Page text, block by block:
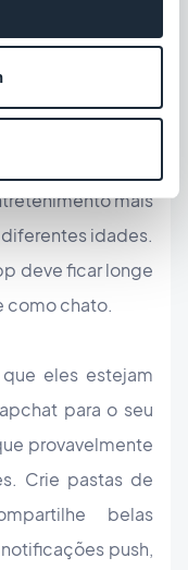
geração anterior,
mais
idades.
deve ficar longe
como chato.
eles estejam
para o seu
provavelmente
Crie pastas de
belas
push,